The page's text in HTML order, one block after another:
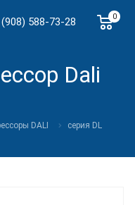
0
588-73-28
Dali
DALI cерия DL